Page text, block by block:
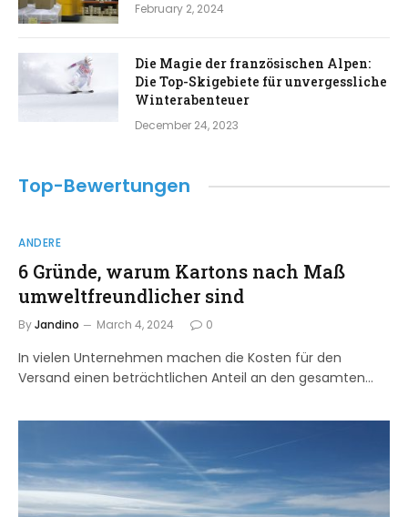
February 2, 2024
Die Magie der französischen Alpen:
Die Top-Skigebiete für unvergessliche
Winterabenteuer
December 24, 2023
Top-Bewertungen
ANDERE
6 Gründe, warum Kartons nach Maß
umweltfreundlicher sind
ByJandino March 4, 2024 0
In vielen Unternehmen machen die Kosten für den
Versand einen beträchtlichen Anteil an den gesamten…